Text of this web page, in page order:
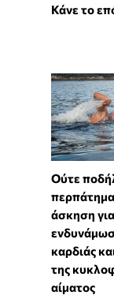
Κάνε το
Ούτε
άσκηση
καρδιάς
της
αίματος